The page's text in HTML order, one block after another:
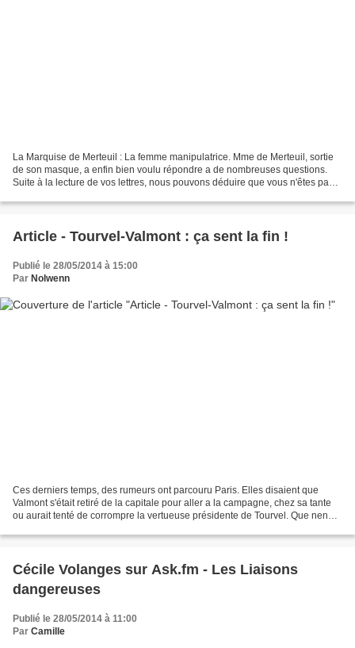
La Marquise de Merteuil : La femme manipulatrice. Mme de Merteuil, sortie
de son masque, a enfin bien voulu répondre a de nombreuses questions.
Suite à la lecture de vos lettres, nous pouvons déduire que vous n'êtes pas
Article - Tourvel-Valmont : ça sent la fin !
Publié le 28/05/2014 à 15:00
Par Nolwenn
Ces derniers temps, des rumeurs ont parcouru Paris. Elles disaient que
Valmont s'était retiré de la capitale pour aller a la campagne, chez sa tante
ou aurait tenté de corrompre la vertueuse présidente de Tourvel. Que nenni,
Cécile Volanges sur Ask.fm - Les Liaisons
dangereuses
Publié le 28/05/2014 à 11:00
Par Camille